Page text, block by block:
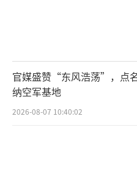
官媒盛赞“东风浩荡”，点
纳空军基地
2026-08-07 10:40:02